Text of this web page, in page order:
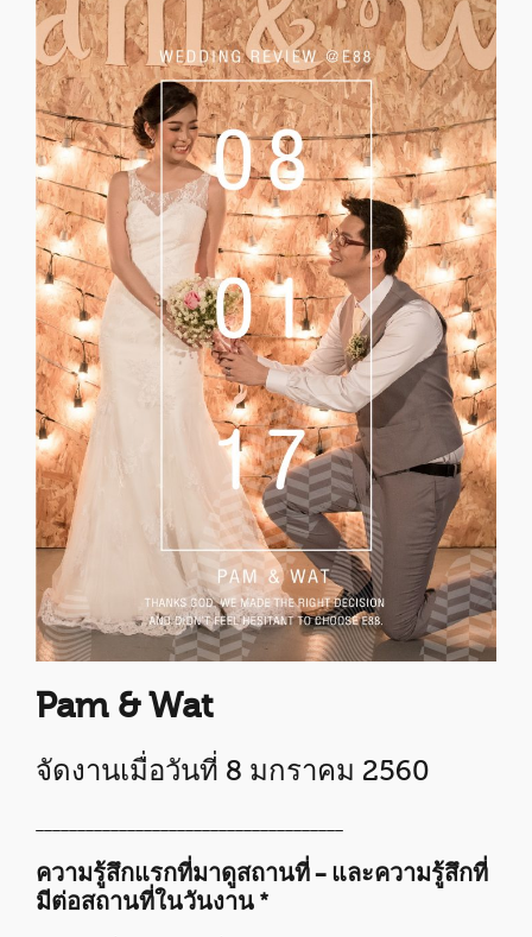
Pam & Wat
จัดงานเมื่อวันที่ 8 มกราคม 2560
ความรู้สึกแรกที่มาดูสถานที่ – และความรู้สึกที่
มีต่อสถานที่ในวันงาน*